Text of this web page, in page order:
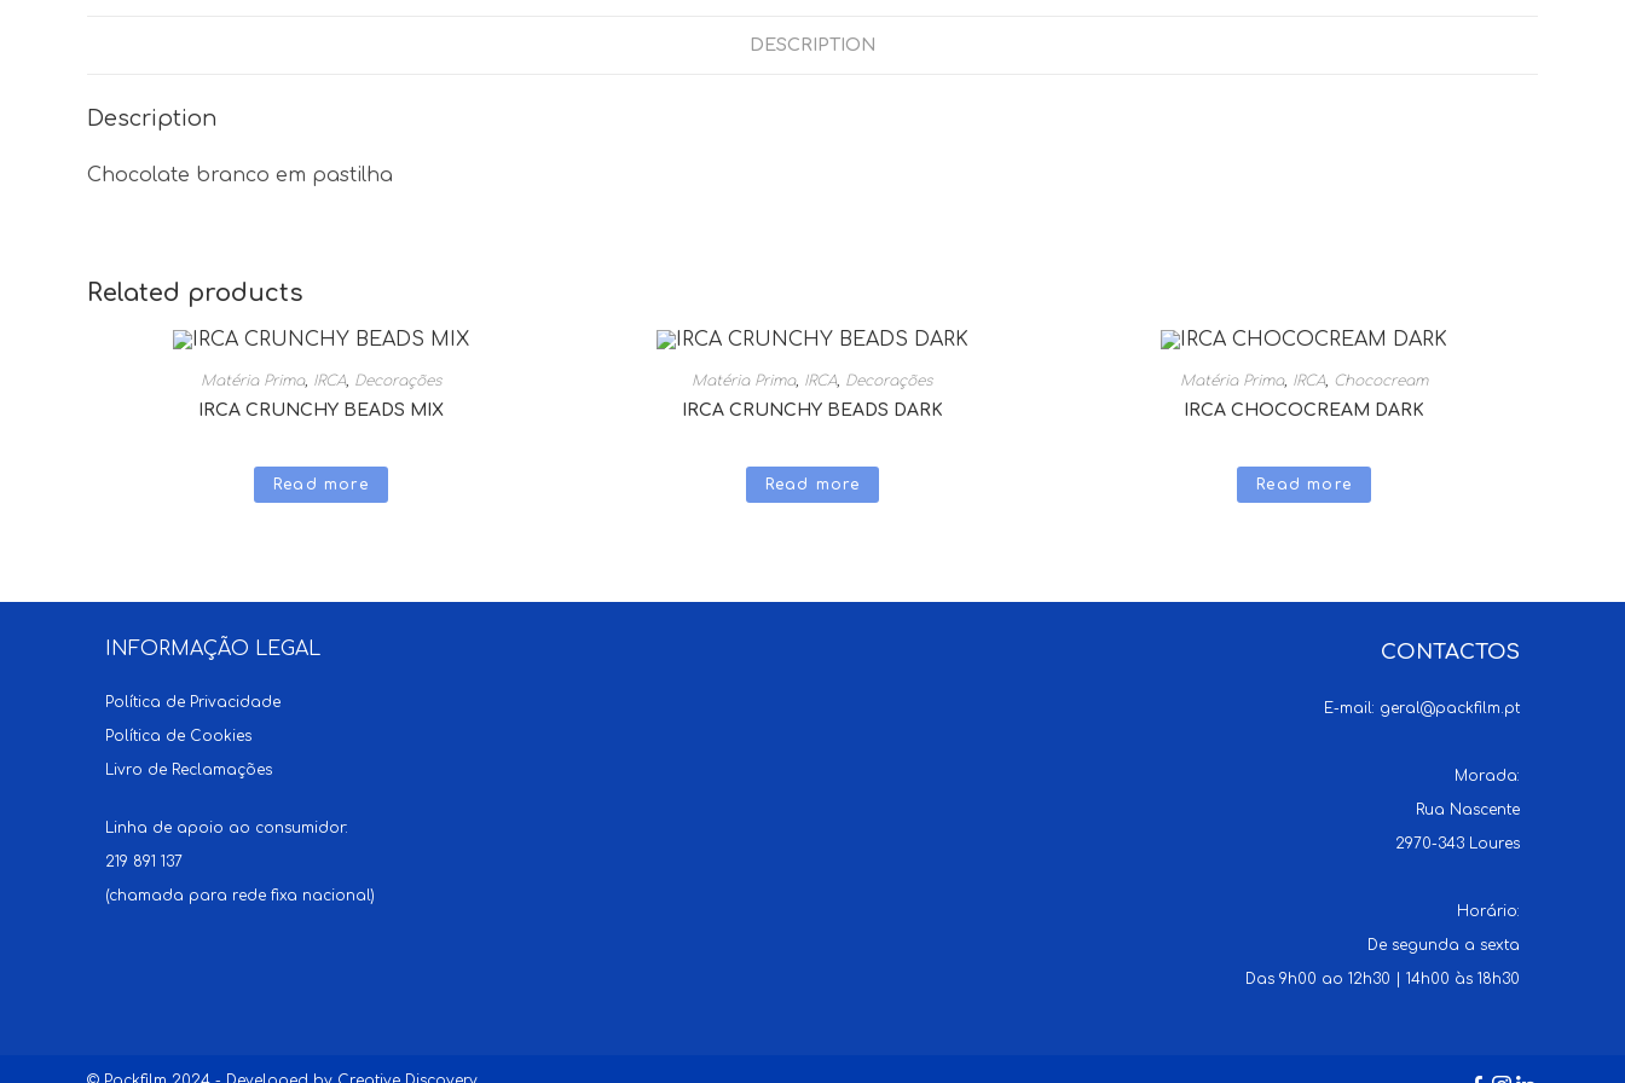
DESCRIPTION
Description
Chocolate branco em pastilha
Related products
Matéria Prima, IRCA, Decorações
IRCA CRUNCHY BEADS MIX
Read more
Matéria Prima, IRCA Decorações
IRCA CRUNCHY BEADS DARK
Read more
Matéria Prima, IRCA Chococream
IRCA CHOCOCREAM DARK
Read more
INFORMAÇÃO LEGAL
Política de Privacidade
Política de Cookies
Livro de Reclamações
Linha de apoio ao consumidor:
219 891 137
(chamada para rede fixa nacional)
CONTACTOS
E-mail: geral@packfilm.pt
Morada:
Rua Nascente
2970-343 Loures
Horário:
De segunda a sexta
Das 9h00 ao 12h30 | 14h00 às 18h30